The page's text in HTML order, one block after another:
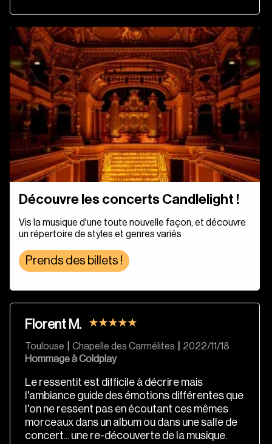
Découvre les concerts Candlelight !
Vis la musique d'une toute nouvelle façon, et découvre
un répertoire de styles et genres variés
Prends des billets !
Florent M.
Toulouse Chapelle des Carmélites
2022/11/18
Hommage à Coldplay
Le ressentit est difficile à décrire mais
l'ambiance guide des émotions différentes que
l'on ne ressent pas en écoutant ces mêmes
morceaux dans un album ou dans une salle de
concert... une re-découverte de la musique.